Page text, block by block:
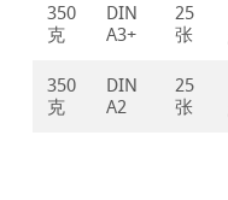
350
克
DIN
A3+
25
张
350
克
DIN
A2
25
张